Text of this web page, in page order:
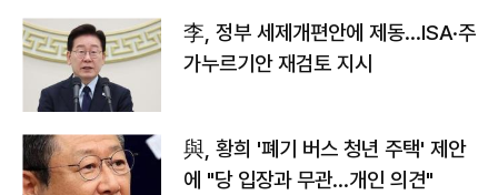
李, 정부 세제개편안에 제동…ISA·주
가누르기안 재검토 지시
與, 황희 '폐기 버스 청년 주택' 제안
에 "당 입장과 무관…개인 의견"